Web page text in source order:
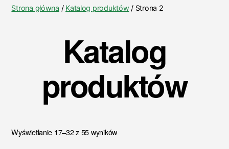
Strona główna / Katalog produktów / Strona 2
Katalog
produktów
Wyświetlanie 17–32 z 55 wyników